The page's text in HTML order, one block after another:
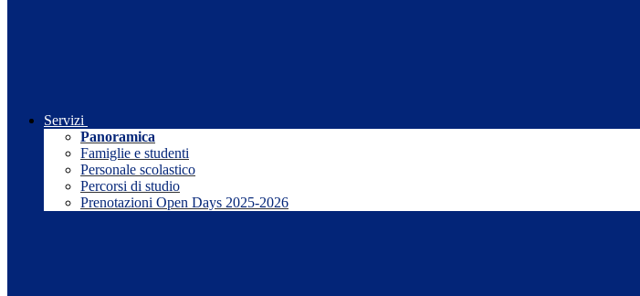
Servizi
Panoramica
Famiglie e studenti
Personale scolastico
Percorsi di studio
Prenotazioni Open Days 2025-2026